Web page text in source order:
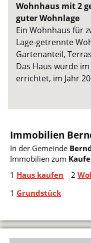
Wohnhaus mit 2
guter Wohnlage
Ein Wohnhaus für
Lage-getrennte
Gartenanteil,
Das Haus wurde
errichtet, im Jahr
Immobilien
In der Gemeinde
Immobilien zum
1 Haus kaufen 2
1Grundstück